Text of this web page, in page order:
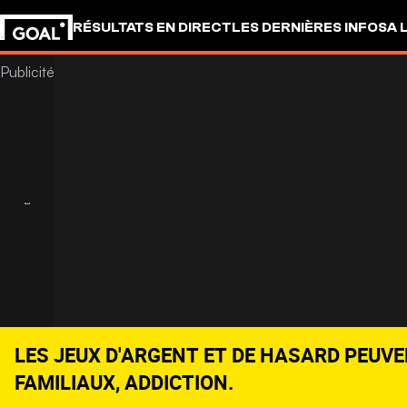
RÉSULTATS EN DIRECTLES DERNIÈRES INFOSA
LES JEUX D'ARGENT ET DE HASARD
FAMILIAUX, ADDICTION.